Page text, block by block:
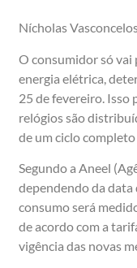
Nícholas
O consumidor só vai
energia elétrica,
25 de fevereiro. Isso
relógios são
de um ciclo
Segundo a Aneel
dependendo da
consumo será
de acordo com a
vigência das novas